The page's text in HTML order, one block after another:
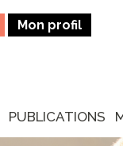
Mon profil
PUBLICATIONS